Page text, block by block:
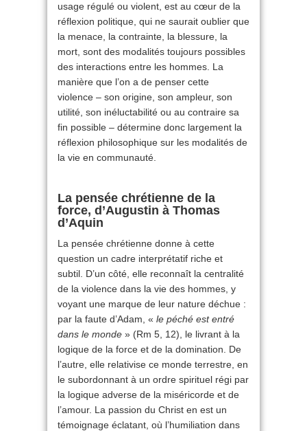
usage régulé ou violent, est au cœur de la
réflexion politique, qui ne saurait oublier que
la menace, la contrainte, la blessure, la
mort, sont des modalités toujours possibles
des interactions entre les hommes. La
manière que l’on a de penser cette
violence – son origine, son ampleur, son
utilité, son inéluctabilité ou au contraire sa
fin possible – détermine donc largement la
réflexion philosophique sur les modalités de
la vie en communauté.
La pensée chrétienne de la
force, d’Augustin à Thomas
d’Aquin
La pensée chrétienne donne à cette
question un cadre interprétatif riche et
subtil. D’un côté, elle reconnaît la centralité
de la violence dans la vie des hommes, y
voyant une marque de leur nature déchue :
par la faute d’Adam, « le péché est entré
dans le monde » (Rm 5, 12), le livrant à la
logique de la force et de la domination. De
l’autre, elle relativise ce monde terrestre, en
le subordonnant à un ordre spirituel régi par
la logique adverse de la miséricorde et de
l’amour. La passion du Christ en est un
témoignage éclatant, où l’humiliation dans